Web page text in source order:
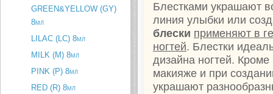
GREEN&YELLOW (GY)
8мл
LILAC (LC) 8мл
MILK (M) 8мл
PINK (P) 8мл
RED (R) 8мл
Блестками украшают
линия улыбки или
блески применяют в
ногтей. Блестки
дизайна ногтей.
макияже и при
украшают